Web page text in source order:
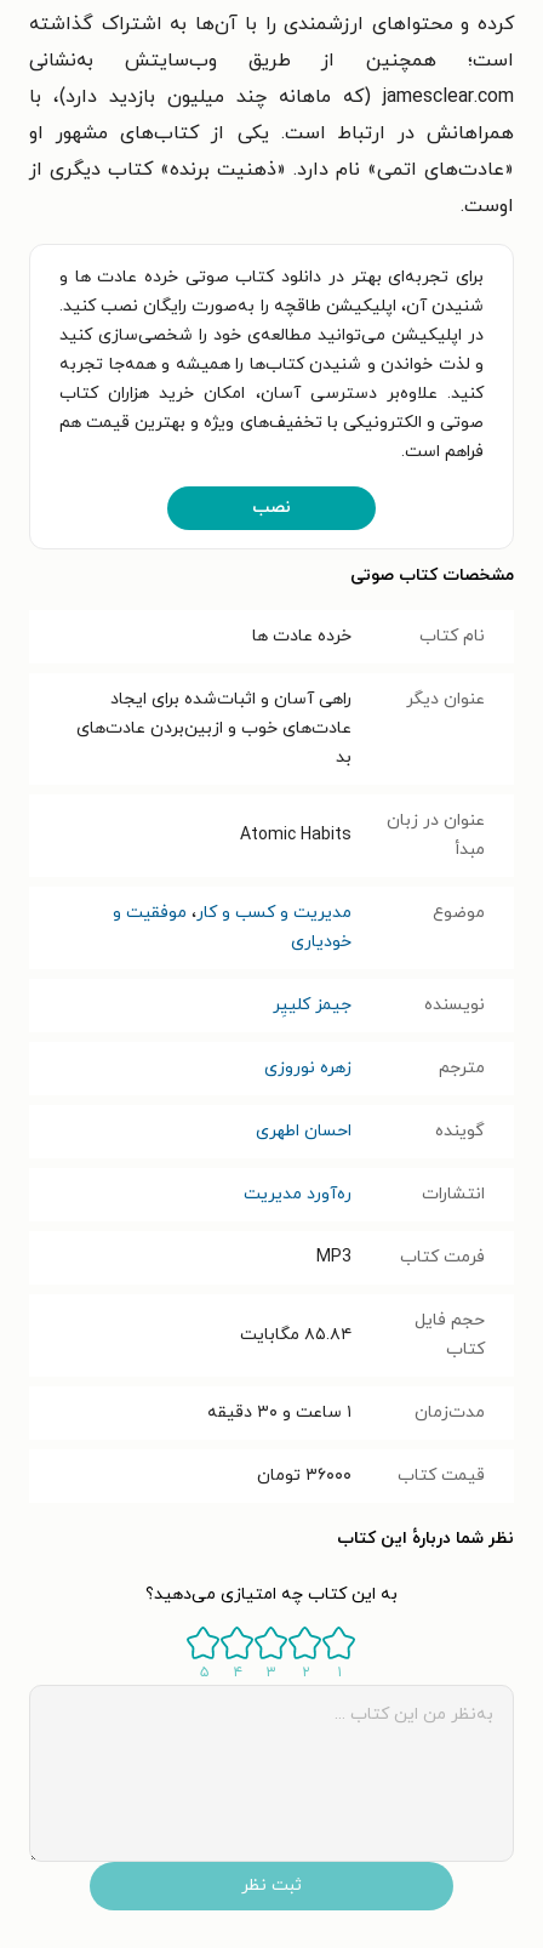
کرده و محتواهای ارزشمندی را با آن‌ها به اشتراک گذاشته
است؛ همچنین از طریق وب‌سایتش به‌نشانی
jamesclear.com (که ماهانه چند میلیون بازدید دارد)، با
همراهانش در ارتباط است. یکی از کتاب‌های مشهور او
«عادت‌های اتمی» نام دارد. «ذهنیت برنده» کتاب دیگری از
اوست.
برای تجربه‌ای بهتر در دانلود کتاب صوتی خرده‌ عادت‌ ها و
شنیدن آن، اپلیکیشن طاقچه را به‌صورت رایگان نصب کنید.
در اپلیکیشن می‌توانید مطالعه‌ی خود را شخصی‌سازی کنید
و لذت خواندن و شنیدن کتاب‌ها را همیشه و همه‌جا تجربه
کنید. علاوه‌بر دسترسی آسان، امکان خرید هزاران کتاب
صوتی و الکترونیکی با تخفیف‌های ویژه و بهترین قیمت هم
فراهم است.
نصب
مشخصات کتاب صوتی
نام کتاب خرده‌ عادت‌ ها
عنوان دیگر
راهی ‌آسان و اثبات‌شده برای ایجاد
عادت‌های خوب و ازبین‌بردن عادت‌های
بد
عنوان در زبان
مبدأ
Atomic Habits
موضوع مدیریت و کسب و کار، موفقیت و
خودیاری
نویسنده جیمز کلییِر
مترجم زهره نوروزی
گوینده احسان اطهری
انتشارات ره‌آورد مدیریت
فرمت کتاب MP3
حجم فایل
کتاب
۸۵.۸۴ مگابایت
مدت‌زمان ۱ ساعت و ۳۰ دقیقه
قیمت کتاب ۳۶۰۰۰ تومان
نظر شما دربارهٔ این کتاب
به این کتاب چه امتیازی می‌دهید؟
۱ ۲ ۳ ۴ ۵
ثبت نظر